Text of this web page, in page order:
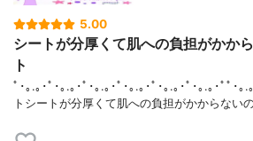
5.00
シートが分厚くて肌への負担がかか
ト
ﾟ･｡.｡･ﾟ･｡.｡･ﾟ･｡.｡･ﾟ･｡.｡･ﾟ･｡.｡･ﾟ･｡.｡･ﾟﾟ･｡
トシートが分厚くて肌への負担がかからない